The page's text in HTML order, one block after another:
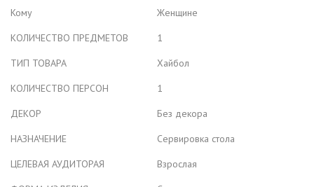
Кому
Женщине
КОЛИЧЕСТВО ПРЕДМЕТОВ
1
ТИП ТОВАРА
Хайбол
КОЛИЧЕСТВО ПЕРСОН
1
ДЕКОР
Без декора
НАЗНАЧЕНИЕ
Сервировка стола
ЦЕЛЕВАЯ АУДИТОРАЯ
Взрослая